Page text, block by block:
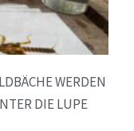
WERDEN
DIE LUPE